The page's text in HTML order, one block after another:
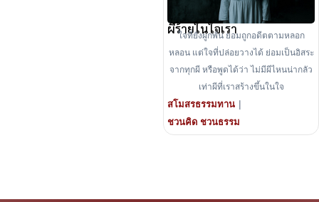
ผีร้ายในใจเรา
ใจที่ยังผูกพัน ย่อมถูกอดีตตามหลอก
หลอน แต่ใจที่ปล่อยวางได้ ย่อมเป็นอิสระ
จากทุกผี หรือพูดได้ว่า ไม่มีผีไหนน่ากลัว
เท่าผีที่เราสร้างขึ้นในใจ
สโมสรธรรมทาน |
ชวนคิด ชวนธรรม